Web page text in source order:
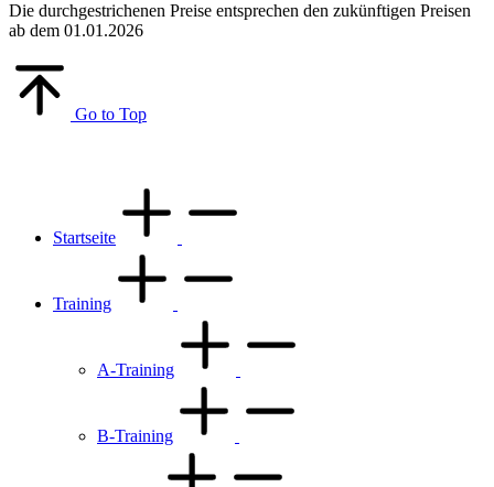
Die durchgestrichenen Preise entsprechen den zukünftigen Preisen
ab dem 01.01.2026
Go to Top
Startseite
Training
A-Training
B-Training